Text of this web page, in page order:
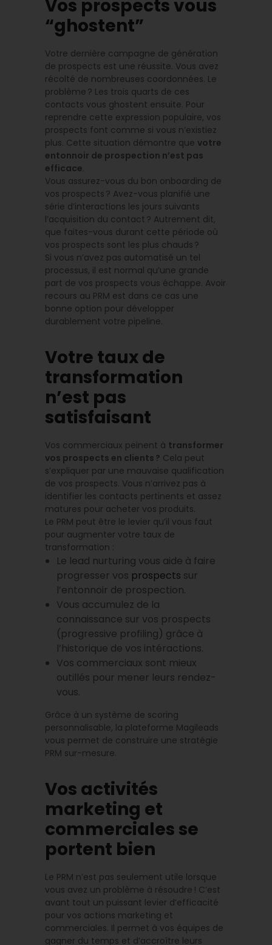
Vos prospects vous
“ghostent”
Votre dernière campagne de génération
de prospects est une réussite. Vous avez
récolté de nombreuses coordonnées. Le
problème ? Les trois quarts de ces
contacts vous ghostent ensuite. Pour
reprendre cette expression populaire, vos
prospects font comme si vous n’existiez
plus. Cette situation démontre que votre
entonnoir de prospection n’est pas
efficace.
Vous assurez-vous du bon onboarding de
vos prospects ? Avez-vous planifié une
série d’interactions les jours suivants
l’acquisition du contact ? Autrement dit,
que faites-vous durant cette période où
vos prospects sont les plus chauds ?
Si vous n’avez pas automatisé un tel
processus, il est normal qu’une grande
part de vos prospects vous échappe. Avoir
recours au PRM est dans ce cas une
bonne option pour développer
durablement votre pipeline.
Votre taux de
transformation
n’est pas
satisfaisant
Vos commerciaux peinent à transformer
vos prospects en clients ? Cela peut
s’expliquer par une mauvaise qualification
de vos prospects. Vous n’arrivez pas à
identifier les contacts pertinents et assez
matures pour acheter vos produits.
Le PRM peut être le levier qu’il vous faut
pour augmenter votre taux de
transformation :
Le lead nurturing vous aide à faire
progresser vos prospects sur
l’entonnoir de prospection.
Vous accumulez de la
connaissance sur vos prospects
(progressive profiling) grâce à
l’historique de vos intéractions.
Vos commerciaux sont mieux
outillés pour mener leurs rendez-
vous.
Grâce à un système de scoring
personnalisable, la plateforme Magileads
vous permet de construire une stratégie
PRM sur-mesure.
Vos activités
marketing et
commerciales se
portent bien
Le PRM n’est pas seulement utile lorsque
vous avez un problème à résoudre ! C’est
avant tout un puissant levier d’efficacité
pour vos actions marketing et
commerciales. Il permet à vos équipes de
gagner du temps et d’accroître leurs